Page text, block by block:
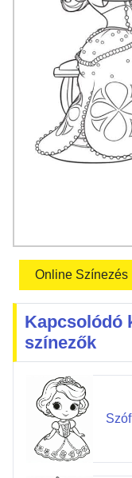
Online Színezés
Kapcsolódó
színezők